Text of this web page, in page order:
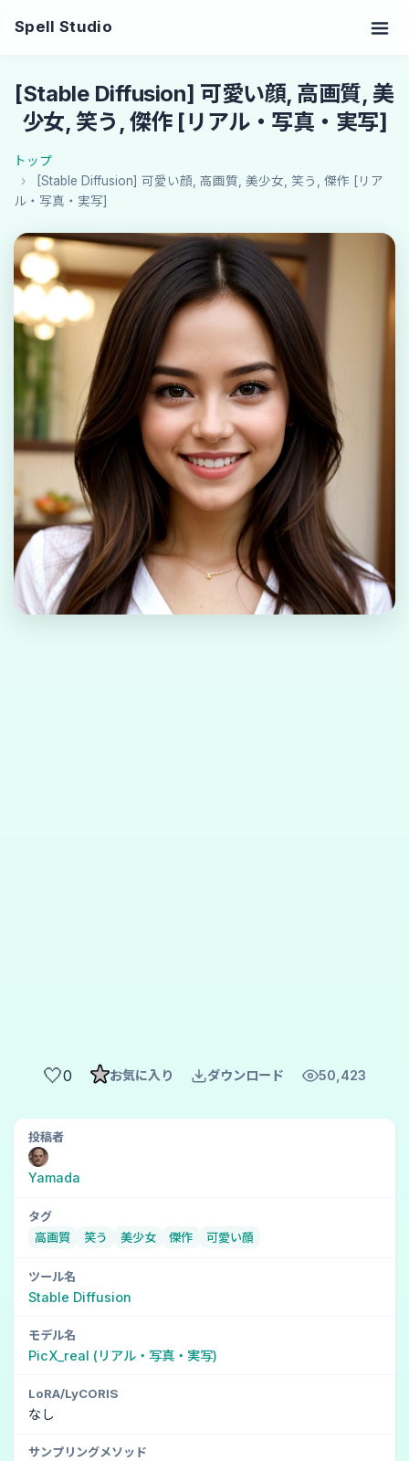
Spell Studio
[Stable Diffusion] 可愛い顔, 高画質, 美
少女, 笑う, 傑作 [リアル・写真・実写]
トップ
[Stable Diffusion] 可愛い顔, 高画質, 美少女, 笑う, 傑作 [リア
ル・写真・実写]
🤍0 お気に入り ダウンロード 50,423
投稿者
Yamada
タグ
高画質
笑う 美少女 傑作 可愛い顔
ツール名
Stable Diffusion
モデル名
PicX_real (リアル・写真・実写)
LoRA/LyCORIS
なし
サンプリングメソッド